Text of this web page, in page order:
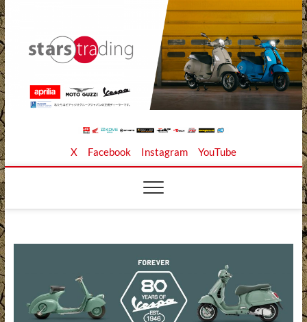
Skip
to
content
Stars Trading Ltd. |
株式会社スターズト
レーディング
APRILIA MOTO GUZZI正規ディーラー、REKLUSE、
X Facebook Instagram YouTube